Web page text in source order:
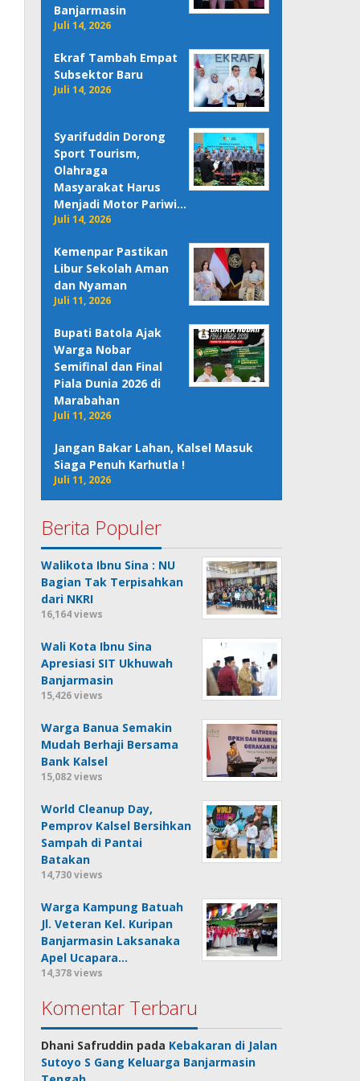
Banjarmasin
Juli 14, 2026
Ekraf Tambah Empat
Subsektor Baru
Juli 14, 2026
Syarifuddin Dorong
Sport Tourism,
Olahraga
Masyarakat Harus
Menjadi Motor Pariwi…
Juli 14, 2026
Kemenpar Pastikan
Libur Sekolah Aman
dan Nyaman
Juli 11, 2026
Bupati Batola Ajak
Warga Nobar
Semifinal dan Final
Piala Dunia 2026 di
Marabahan
Juli 11, 2026
Jangan Bakar Lahan, Kalsel Masuk
Siaga Penuh Karhutla !
Juli 11, 2026
Berita Populer
Walikota Ibnu Sina : NU
Bagian Tak Terpisahkan
dari NKRI
16,164 views
Wali Kota Ibnu Sina
Apresiasi SIT Ukhuwah
Banjarmasin
15,426 views
Warga Banua Semakin
Mudah Berhaji Bersama
Bank Kalsel
15,082 views
World Cleanup Day,
Pemprov Kalsel Bersihkan
Sampah di Pantai
Batakan
14,730 views
Warga Kampung Batuah
Jl. Veteran Kel. Kuripan
Banjarmasin Laksanaka
Apel Ucapara…
14,378 views
Komentar Terbaru
Dhani Safruddin pada Kebakaran di Jalan
Sutoyo S Gang Keluarga Banjarmasin